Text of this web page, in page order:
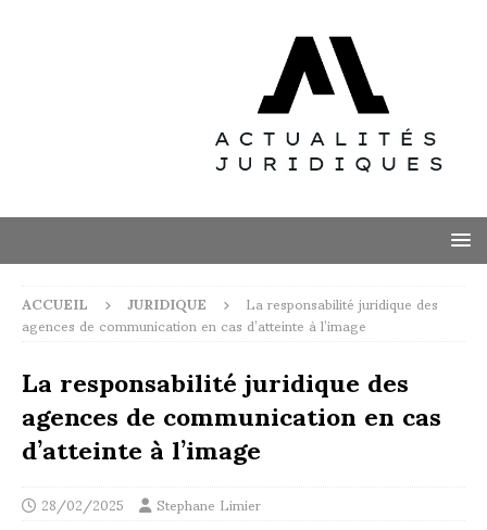
ACCUEIL JURIDIQUE La responsabilité juridique des
agences de communication en cas d’atteinte à l’image
La responsabilité juridique des
agences de communication en cas
d’atteinte à l’image
28/02/2025 Stephane Limier